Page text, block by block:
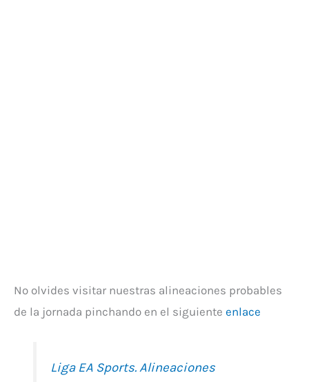
No olvides visitar nuestras alineaciones probables
de la jornada pinchando en el siguiente enlace
Liga EA Sports. Alineaciones